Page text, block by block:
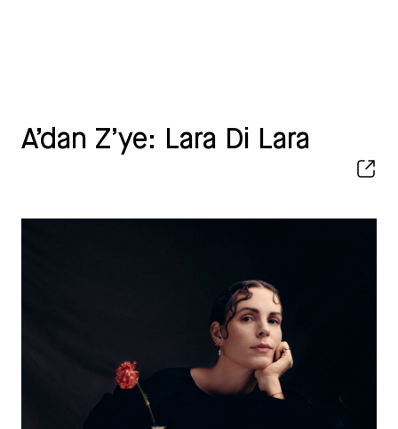
A’dan Z’ye: Lara Di Lara